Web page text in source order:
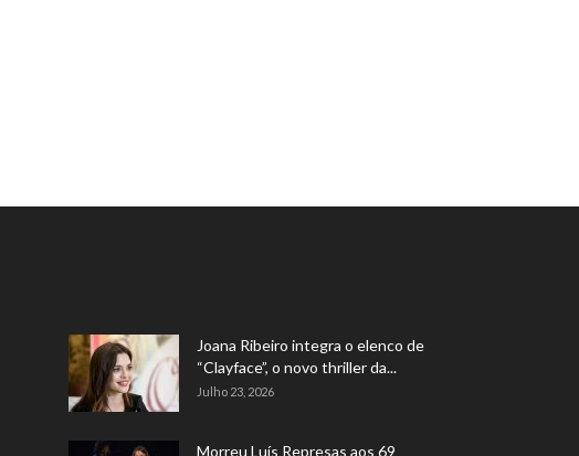
Joana Ribeiro integra o elenco de
“Clayface”, o novo thriller da...
Julho 23, 2026
Morreu Luís Represas aos 69